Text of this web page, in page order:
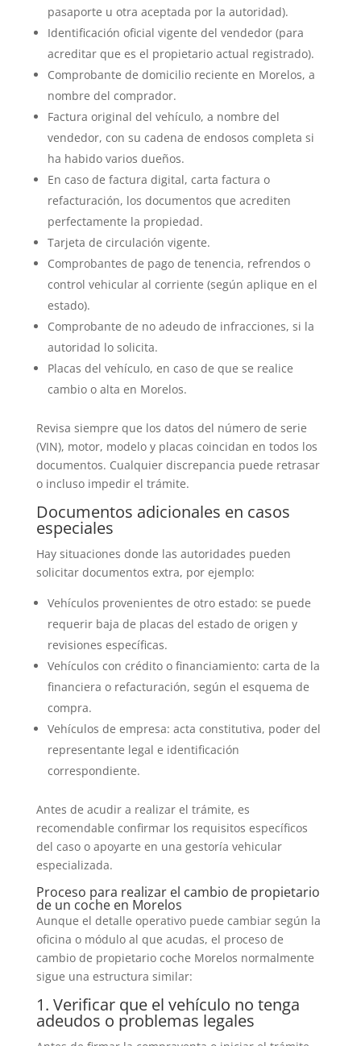
pasaporte u otra aceptada por la autoridad).
Identificación oficial vigente del vendedor (para
acreditar que es el propietario actual registrado).
Comprobante de domicilio reciente en Morelos, a
nombre del comprador.
Factura original del vehículo, a nombre del
vendedor, con su cadena de endosos completa si
ha habido varios dueños.
En caso de factura digital, carta factura o
refacturación, los documentos que acrediten
perfectamente la propiedad.
Tarjeta de circulación vigente.
Comprobantes de pago de tenencia, refrendos o
control vehicular al corriente (según aplique en el
estado).
Comprobante de no adeudo de infracciones, si la
autoridad lo solicita.
Placas del vehículo, en caso de que se realice
cambio o alta en Morelos.
Revisa siempre que los datos del número de serie
(VIN), motor, modelo y placas coincidan en todos los
documentos. Cualquier discrepancia puede retrasar
o incluso impedir el trámite.
Documentos adicionales en casos
especiales
Hay situaciones donde las autoridades pueden
solicitar documentos extra, por ejemplo:
Vehículos provenientes de otro estado: se puede
requerir baja de placas del estado de origen y
revisiones específicas.
Vehículos con crédito o financiamiento: carta de la
financiera o refacturación, según el esquema de
compra.
Vehículos de empresa: acta constitutiva, poder del
representante legal e identificación
correspondiente.
Antes de acudir a realizar el trámite, es
recomendable confirmar los requisitos específicos
del caso o apoyarte en una gestoría vehicular
especializada.
Proceso para realizar el cambio de propietario
de un coche en Morelos
Aunque el detalle operativo puede cambiar según la
oficina o módulo al que acudas, el proceso de
cambio de propietario coche Morelos normalmente
sigue una estructura similar:
1. Verificar que el vehículo no tenga
adeudos o problemas legales